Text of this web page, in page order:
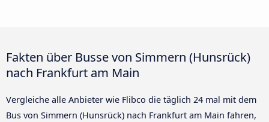
Fakten über Busse von Simmern (Hunsrück)
nach Frankfurt am Main
Vergleiche alle Anbieter wie Flibco die täglich 24 mal mit dem
Bus von Simmern (Hunsrück) nach Frankfurt am Main fahren,